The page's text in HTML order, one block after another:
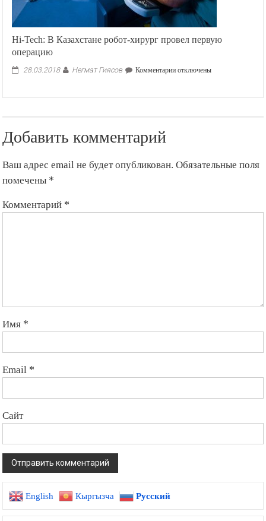
Hi-Tech: В Казахстане робот-хирург провел первую
операцию
28.03.2018 Негмат Гиясов Комментариик
первую
отключены
Добавить комментарий
Ваш адрес email не будет опубликован. Обязательные поля
помечены *
Комментарий *
Имя *
Email *
Сайт
English Кыргызча Русский